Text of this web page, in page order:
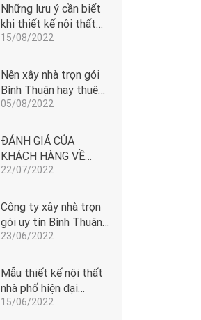
Những lưu ý cần biết
khi thiết kế nội thất
Phan Thiết
15/08/2022
Nên xây nhà trọn gói
Bình Thuận hay thuê
nhân công và tự mua
05/08/2022
ĐÁNH GIÁ CỦA
KHÁCH HÀNG VỀ
ĐOÀN ANH QUỐC
22/07/2022
Công ty xây nhà trọn
gói uy tín Bình Thuận -
Đoàn Anh Quốc
23/06/2022
Mẫu thiết kế nội thất
nhà phố hiện đại
5x14m của Đoàn Anh
15/06/2022